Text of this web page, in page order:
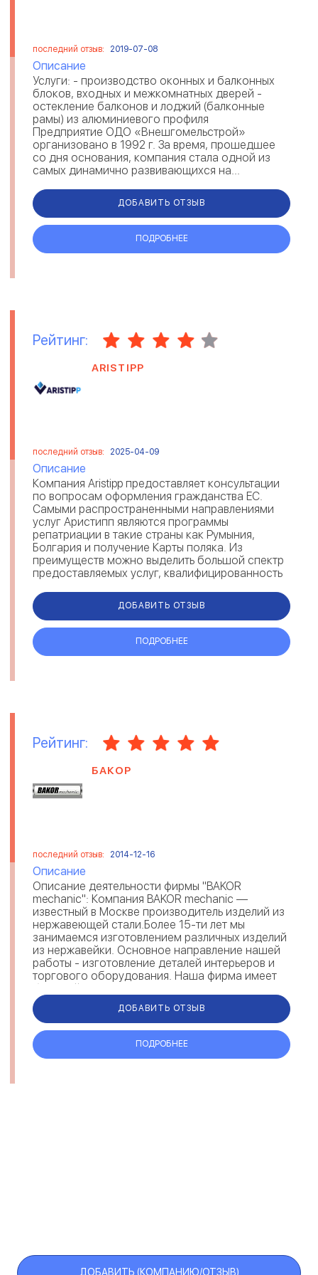
последний отзыв: 2019-07-08
Описание
Услуги: - производство оконных и балконных
блоков, входных и межкомнатных дверей -
остекление балконов и лоджий (балконные
рамы) из алюминиевого профиля
Предприятие ОДО «Внешгомельстрой»
организовано в 1992 г. За время, прошедшее
со дня основания, компания стала одной из
самых динамично развивающихся на...
ДОБАВИТЬ ОТЗЫВ
ПОДРОБНЕЕ
Рейтинг:
ARISTIPP
последний отзыв: 2025-04-09
Описание
Компания Aristipp предоставляет консультации
по вопросам оформления гражданства ЕС.
Самыми распространенными направлениями
услуг Аристипп являются программы
репатриации в такие страны как Румыния,
Болгария и получение Карты поляка. Из
преимуществ можно выделить большой спектр
предоставляемых услуг, квалифицированность
по...
ДОБАВИТЬ ОТЗЫВ
ПОДРОБНЕЕ
Рейтинг:
БАКОР
последний отзыв: 2014-12-16
Описание
Описание деятельности фирмы "BAKOR
mechanic": Компания BAKOR mechanic —
известный в Москве производитель изделий из
нержавеющей стали.Более 15-ти лет мы
занимаемся изготовлением различных изделий
из нержавейки. Основное направление нашей
работы - изготовление деталей интерьеров и
торгового оборудования. Наша фирма имеет
большой опыт п...
ДОБАВИТЬ ОТЗЫВ
ПОДРОБНЕЕ
ДОБАВИТЬ (КОМПАНИЮ/ОТЗЫВ)